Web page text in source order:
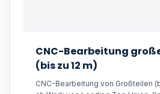
CNC-Bearbeitung
(bis zu 12 m)
CNC-Bearbeitung von Großteilen